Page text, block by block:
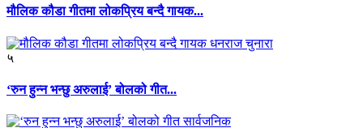
मौलिक कौडा गीतमा लोकप्रिय बन्दै गायक...
५
‘रुन हुन्न भन्छु अरुलाई’ बोलको गीत...